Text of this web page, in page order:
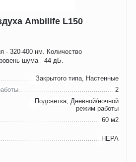
Ambilife L150
- 320-400 нм. Количество
шума - 44 дБ.
Закрытого типа, Настенные
2
Подсветка, Дневной/ночной
режим работы
60 м2
НЕРА